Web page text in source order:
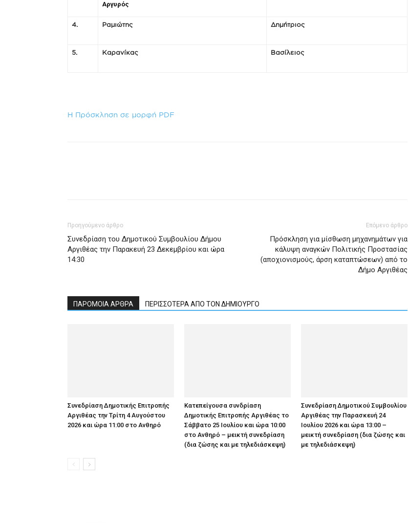
Αργυρός
4. Ραμιώτης Δημήτριος
5. Καρανίκας Βασίλειος
Η Πρόσκληση σε μορφή PDF
Προηγούμενο άρθρο
Συνεδρίαση του Δημοτικού Συμβουλίου Δήμου
Αργιθέας την Παρακευή 23 Δεκεμβρίου και ώρα
14:30
Επόμενο άρθρο
Πρόσκληση για μίσθωση μηχανημάτων για
κάλυψη αναγκών Πολιτικής Προστασίας
(αποχιονισμούς, άρση καταπτώσεων) από το
Δήμο Αργιθέας
ΠΑΡΟΜΟΙΑ ΑΡΘΡΑ ΠΕΡΙΣΣΟΤΕΡΑ ΑΠΟ ΤΟΝ ΔΗΜΙΟΥΡΓΟ
Συνεδρίαση Δημοτικής Επιτροπής
Αργιθέας την Τρίτη 4 Αυγούστου
2026 και ώρα 11:00 στο Ανθηρό
Κατεπείγουσα συνδρίαση
Δημοτικής Επιτροπής Αργιθέας το
Σάββατο 25 Ιουλίου και ώρα 10:00
στο Ανθηρό – μεικτή συνεδρίαση
(δια ζώσης και με τηλεδιάσκεψη)
Συνεδρίαση Δημοτικού Συμβουλίου
Αργιθέας την Παρασκευή 24
Ιουλίου 2026 και ώρα 13:00 –
μεικτή συνεδρίαση (δια ζώσης και
με τηλεδιάσκεψη)